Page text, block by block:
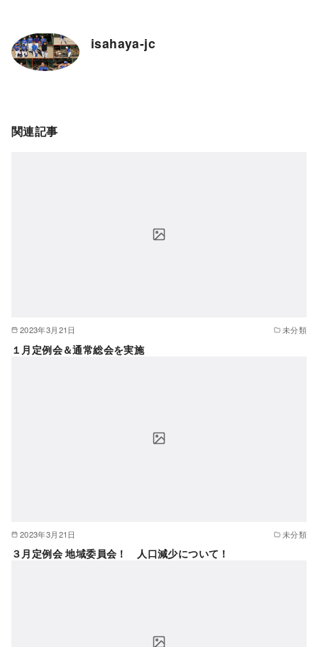
isahaya-jc
関連記事
2023年3月21日 未分類
１月定例会＆通常総会を実施
2023年3月21日 未分類
３月定例会 地域委員会！ 人口減少について！